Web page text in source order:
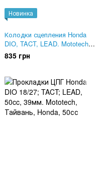
Новинка
Колодки сцепления Honda
DIO, TACT, LEAD. Mototech
RACING, Тайвань
835 грн